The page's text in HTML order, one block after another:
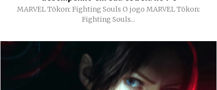
MARVEL Tōkon: Fighting Souls O jogo MARVEL Tōkon:
Fighting Souls...